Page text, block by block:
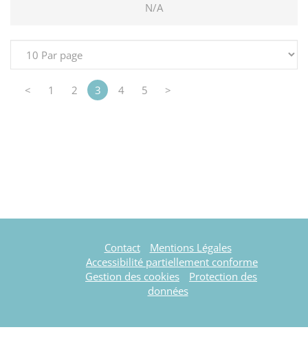
N/A
< 1 2 3 4 5 >
Contact
Mentions Légales
Accessibilité partiellement conforme
Gestion des cookies
Protection des
données